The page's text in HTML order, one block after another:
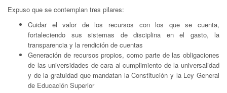
Expuso que se contemplan tres pilares:
Cuidar el valor de los recursos con los que se cuenta,
fortaleciendo sus sistemas de disciplina en el gasto, la
transparencia y la rendición de cuentas
Generación de recursos propios, como parte de las obligaciones
de las universidades de cara al cumplimiento de la universalidad
y de la gratuidad que mandatan la Constitución y la Ley General
de Educación Superior